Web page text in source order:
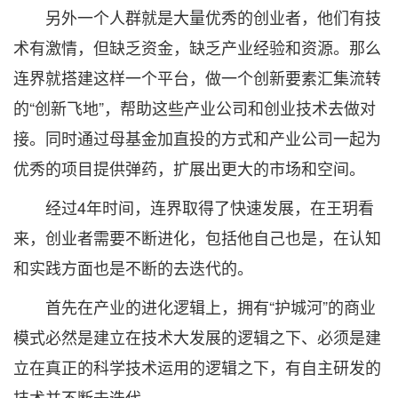
另外一个人群就是大量优秀的创业者，他们有技
术有激情，但缺乏资金，缺乏产业经验和资源。那么
连界就搭建这样一个平台，做一个创新要素汇集流转
的“创新飞地”，帮助这些产业公司和创业技术去做对
接。同时通过母基金加直投的方式和产业公司一起为
优秀的项目提供弹药，扩展出更大的市场和空间。
经过4年时间，连界取得了快速发展，在王玥看
来，创业者需要不断进化，包括他自己也是，在认知
和实践方面也是不断的去迭代的。
首先在产业的进化逻辑上，拥有“护城河”的商业
模式必然是建立在技术大发展的逻辑之下、必须是建
立在真正的科学技术运用的逻辑之下，有自主研发的